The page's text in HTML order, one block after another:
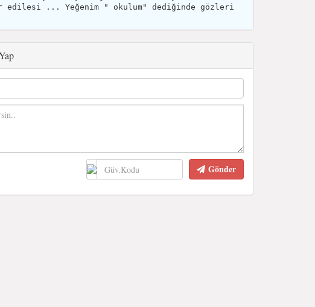
edilesi ... Yeğenim " okulum" dediğinde gözleri
Gönder